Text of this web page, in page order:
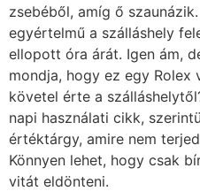
zsebéből, amíg ő
egyértelmű a szálláshely
ellopott óra árát. Igen ám,
mondja, hogy ez egy
követel érte a
napi használati cikk,
értéktárgy, amire nem
Könnyen lehet, hogy csak
vitát eldönteni.